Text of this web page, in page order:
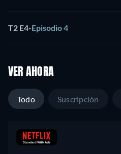
T2 E4-Episodio 4
VER AHORA
Todo Suscripción